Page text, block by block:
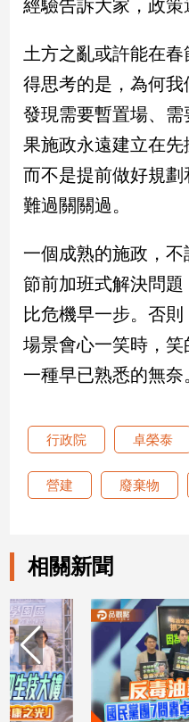
生
活
建
室
內
設
計
遊/
食
星
座/
命
理
健
子/
藝
／
文
創
／
電
影
推
經驗告訴大家，政策
土方之亂或許能在
得思考的是，為何
發現需要暫置場、
果施政永遠建立在先
而不是提前做好規
難過關關過。
一個成熟的施政，
節前加班式解決問
比危機早一步。否
場景會心一笑時，
一種早已熟悉的無奈
行政院 卓榮泰
營建 廢棄物
相關新聞